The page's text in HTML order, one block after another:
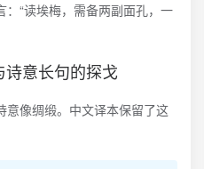
“读埃梅，需备两副面孔，一
意长句的探戈
意像绸缎。中文译本保留了这